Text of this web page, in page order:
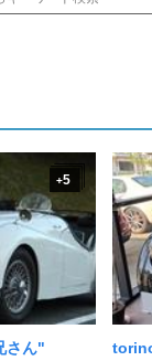
+5
さん"